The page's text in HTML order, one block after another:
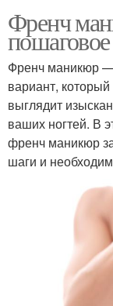
Френч
Френч маникюр —
вариант,
выглядит
ваших ногтей. В
френч маникюр
шаги и